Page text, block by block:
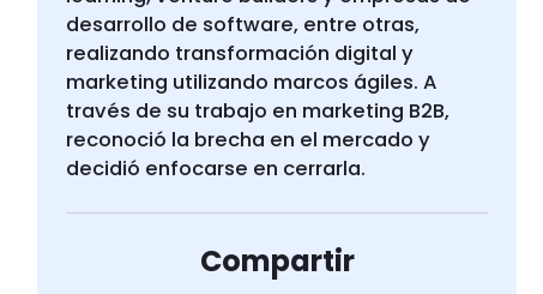
desarrollo de software, entre otras,
realizando transformación digital y
marketing utilizando marcos ágiles. A
través de su trabajo en marketing B2B,
reconoció la brecha en el mercado y
decidió enfocarse en cerrarla.
Compartir